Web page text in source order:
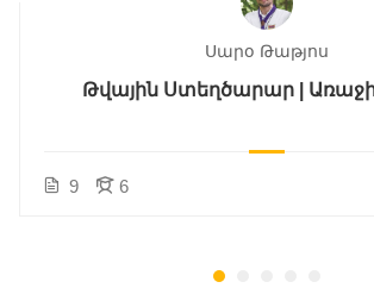
Սարօ Թաթյոս
Թվային Ստեղծարար |
9 6